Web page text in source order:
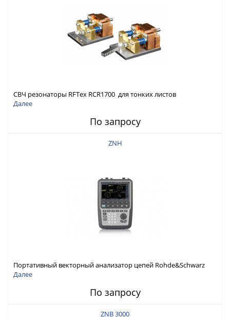
СВЧ резонаторы RFTex RCR1700 для тонких листов
Далее
По запросу
ZNH
Портативный векторный анализатор цепей Rohde&Schwarz
ZNH с диапазоном частот от 30 кГц до 26,5 ГГц
Далее
По запросу
ZNB 3000